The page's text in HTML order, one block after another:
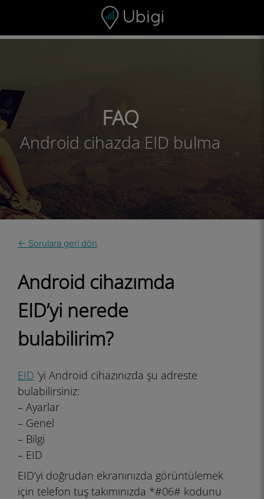
Gezinme çubuğu Alt bilgi
FAQ
Android cihazda EID bulma
← Sorulara geri dön
Android cihazımda
EID’yi nerede
bulabilirim?
EID ‘yi Android cihazınızda şu adreste
bulabilirsiniz:
– Ayarlar
– Genel
– Bilgi
– EID
EID’yi doğrudan ekranınızda görüntülemek
için telefon tuş takımınızda *#06# kodunu